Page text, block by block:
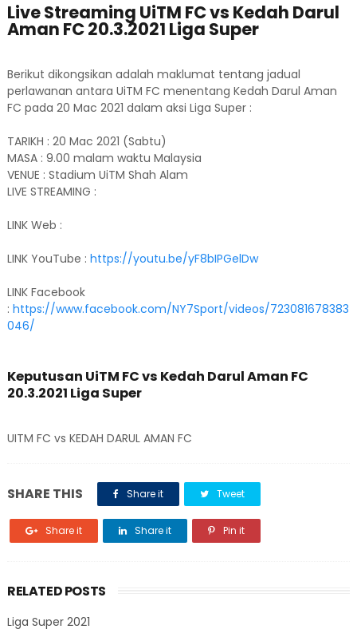
Live Streaming UiTM FC vs Kedah Darul
Aman FC 20.3.2021 Liga Super
Berikut dikongsikan adalah maklumat tentang jadual
perlawanan antara UiTM FC menentang Kedah Darul Aman
FC pada 20 Mac 2021 dalam aksi Liga Super :
TARIKH : 20 Mac 2021 (Sabtu)
MASA : 9.00 malam waktu Malaysia
VENUE : Stadium UiTM Shah Alam
LIVE STREAMING :
LINK Web :
LINK YouTube : https://youtu.be/yF8bIPGelDw
LINK Facebook
: https://www.facebook.com/NY7Sport/videos/723081678383
046/
Keputusan UiTM FC vs Kedah Darul Aman FC
20.3.2021 Liga Super
UITM FC vs KEDAH DARUL AMAN FC
SHARE THIS Share it Tweet
Share it Share it Pin it
RELATED POSTS
Liga Super 2021